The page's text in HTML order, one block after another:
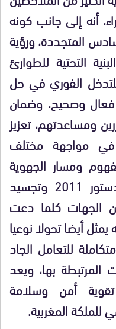
أنه إلى جانب كونه
المتجددة، ورؤية
التحتية للطوارئ
الفوري في حل
وصحيح، وضمان
ومساعدتهم، تعزيز
في مواجهة مختلف
ومسار الجهوية
المتقدمة وفق ما جاء به دستور 2011 وتجسيد
الجهات كلما دعت
أيضا تحولا نوعيا
للتعامل الجاد
المرتبطة بها، ويعد
أمن وسلامة
للملكة المغربية.